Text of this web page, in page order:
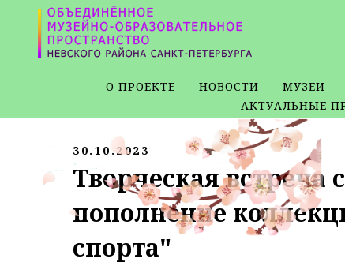
О ПРОЕКТЕ НОВОСТИ МУЗЕИ
АКТУАЛЬНЫЕ
30.10.2023
Творческая
пополнение
спорта"